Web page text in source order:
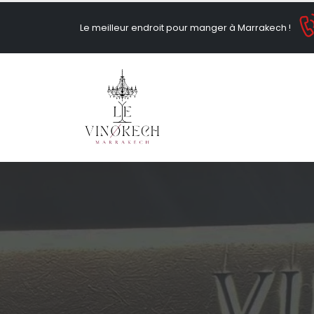
Le meilleur endroit pour manger à Marrakech !